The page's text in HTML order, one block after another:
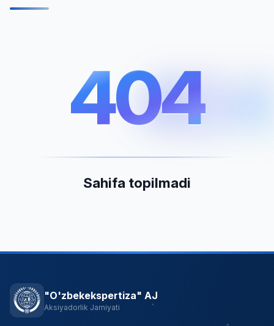
404
404
Sahifa topilmadi
"O'zbekekspertiza" AJ
Aksiyadorlik Jamiyati